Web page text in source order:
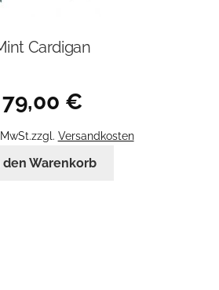
Cardigan
79,00 €
zzgl. Versandkosten
den Warenkorb